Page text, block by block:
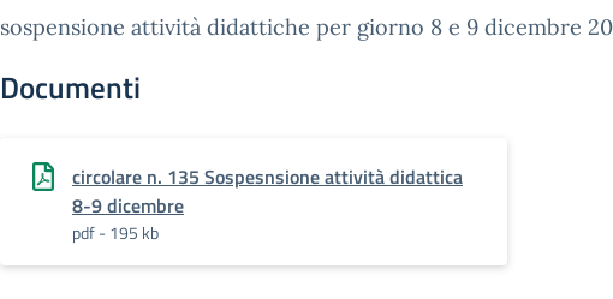
sospensione attività didattiche per giorno 8 e 9 dicembre
Documenti
circolare n. 135 Sospesnsione attività didattica
8-9 dicembre
pdf - 195 kb